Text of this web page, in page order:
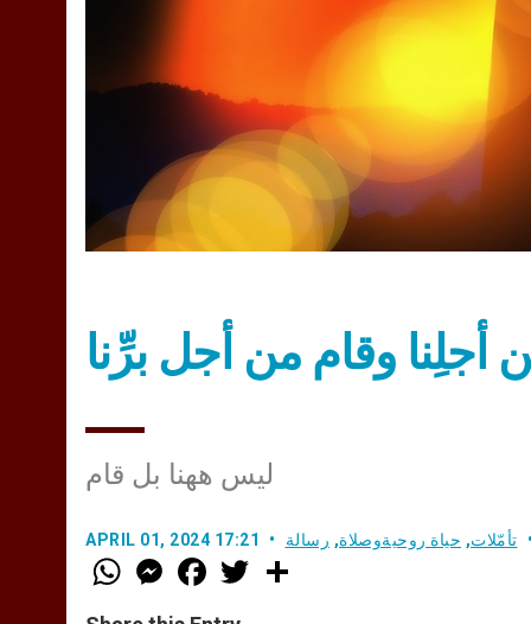
وقام من أجل برِّنا
ليس ههنا بل قام
APRIL 01, 2024 17:21 تأمّلات, حياة روحيةوصلاة, رسالة
W
h
M
e
F
a w